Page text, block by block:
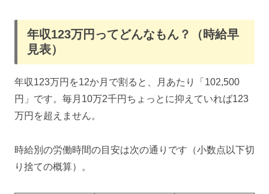
年収123万円ってどんなもん？（時給早
見表）
年収123万円を12か月で割ると、月あたり「102,500
円」です。毎月10万2千円ちょっとに抑えていれば123
万円を超えません。
時給別の労働時間の目安は次の通りです（小数点以下切
り捨ての概算）。